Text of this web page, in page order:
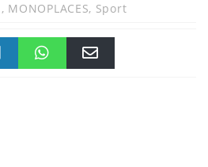
, MONOPLACES, Sport